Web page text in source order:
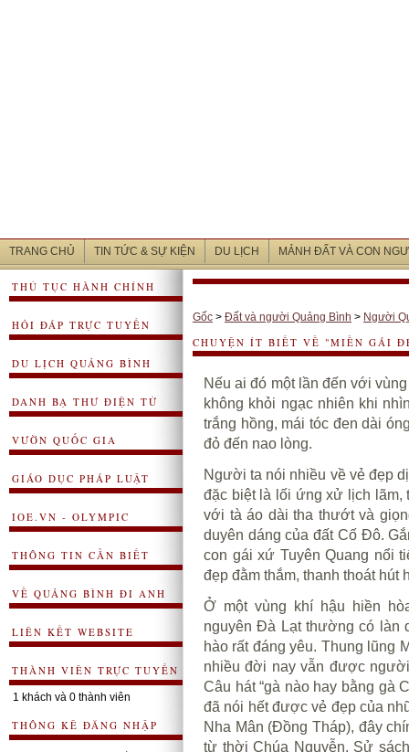
TRANG CHỦ TIN TỨC & SỰ KIỆN DU LỊCH MẢNH ĐẤT VÀ CON
THỦ TỤC HÀNH CHÍNH
HỎI ĐÁP TRỰC TUYẾN
DU LỊCH QUẢNG BÌNH
DANH BẠ THƯ ĐIỆN TỬ
VƯỜN QUỐC GIA
GIÁO DỤC PHÁP LUẬT
IOE.VN - OLYMPIC
THÔNG TIN CẦN BIẾT
VỀ QUẢNG BÌNH ĐI ANH
LIÊN KẾT WEBSITE
THÀNH VIÊN TRỰC TUYẾN
1 khách và 0 thành viên
THÔNG KÊ ĐĂNG NHẬP
Gốc > Đất và người Quảng Bình > Người
CHUYỆN ÍT BIẾT VỀ "MIỀN GÁI
Nếu ai đó một lần đến với
không khỏi ngạc nhiên khi
trắng hồng, mái tóc đen dài
đỏ đến nao lòng.
Người ta nói nhiều về vẻ đẹp
đặc biệt là lối ứng xử lịch lãm,
với tà áo dài tha thướt và
duyên dáng của đất Cố Đô.
con gái xứ Tuyên Quang nổi
đẹp đằm thắm, thanh thoát hút
Ở một vùng khí hậu hiền
nguyên Đà Lạt thường có làn
hào rất đáng yêu. Thung lũng
nhiều đời nay vẫn được
Câu hát “gà nào hay bằng gà
đã nói hết được vẻ đẹp của
Nha Mân (Đồng Tháp), đây
từ thời Chúa Nguyễn. Sử